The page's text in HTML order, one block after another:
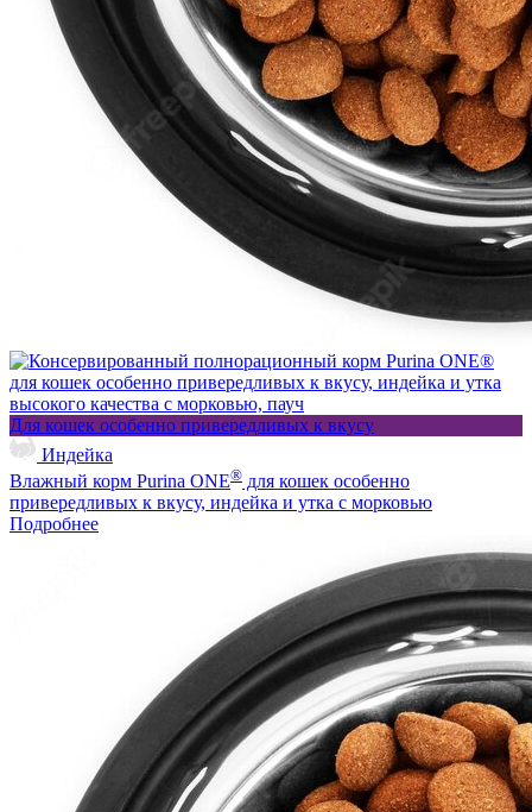
Для кошек особенно привередливых к вкусу
Индейка
Влажный корм Purina ONE® для кошек особенно
привередливых к вкусу, индейка и утка с морковью
Подробнее